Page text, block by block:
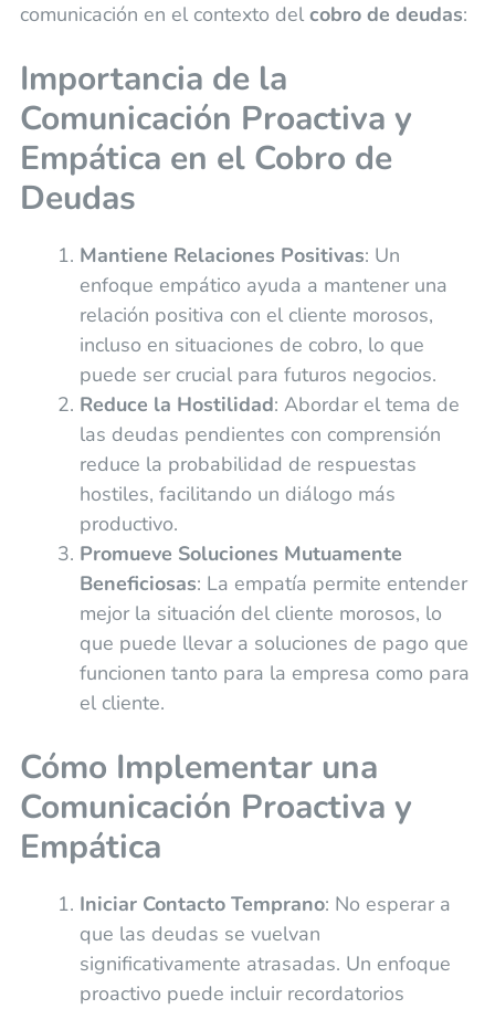
comunicación en el contexto del cobro de deudas:
Importancia de la
Comunicación Proactiva y
Empática en el Cobro de
Deudas
Mantiene Relaciones Positivas: Un
enfoque empático ayuda a mantener una
relación positiva con el cliente morosos,
incluso en situaciones de cobro, lo que
puede ser crucial para futuros negocios.
Reduce la Hostilidad: Abordar el tema de
las deudas pendientes con comprensión
reduce la probabilidad de respuestas
hostiles, facilitando un diálogo más
productivo.
Promueve Soluciones Mutuamente
Beneficiosas: La empatía permite entender
mejor la situación del cliente morosos, lo
que puede llevar a soluciones de pago que
funcionen tanto para la empresa como para
el cliente.
Cómo Implementar una
Comunicación Proactiva y
Empática
Iniciar Contacto Temprano: No esperar a
que las deudas se vuelvan
significativamente atrasadas. Un enfoque
proactivo puede incluir recordatorios